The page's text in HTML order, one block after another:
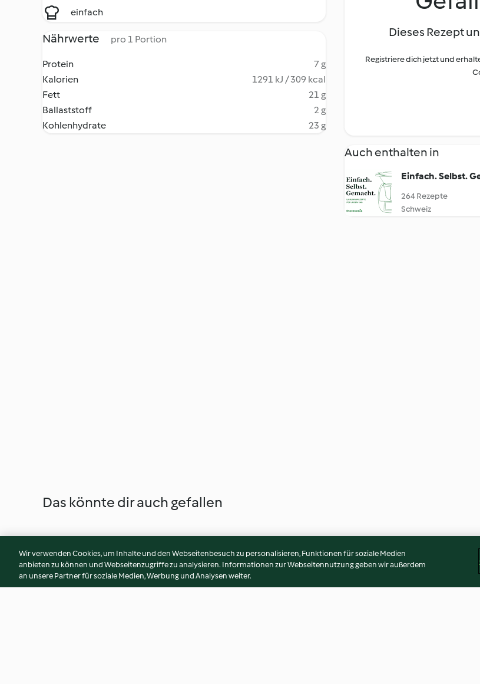
einfach
Nährwerte pro 1 Portion
Protein
7 g
Kalorien
1291 kJ / 309 kcal
Fett
21 g
Ballaststoff
2 g
Kohlenhydrate
23 g
Dieses Rezept
Registriere dich jetzt und
Auch enthalten in
Einfach. Selbst.
264 Rezepte
Schweiz
Das könnte dir auch gefallen
Wir verwenden Cookies, um Inhalte und den Webseitenbesuch zu personalisieren, Funktionen für soziale Medien
anbieten zu können und Webseitenzugriffe zu analysieren. Informationen zur Webseitennutzung geben wir außerdem
an unsere Partner für soziale Medien, Werbung und Analysen weiter.